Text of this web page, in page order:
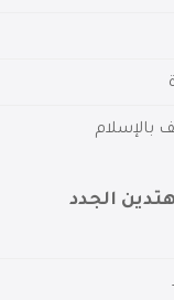
بالإسلام
الجدد